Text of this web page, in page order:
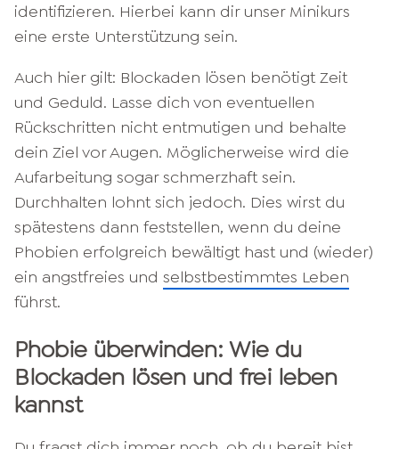
identifizieren. Hierbei kann dir unser Minikurs
eine erste Unterstützung sein.
Auch hier gilt: Blockaden lösen benötigt Zeit
und Geduld. Lasse dich von eventuellen
Rückschritten nicht entmutigen und behalte
dein Ziel vor Augen. Möglicherweise wird die
Aufarbeitung sogar schmerzhaft sein.
Durchhalten lohnt sich jedoch. Dies wirst du
spätestens dann feststellen, wenn du deine
Phobien erfolgreich bewältigt hast und (wieder)
ein angstfreies und selbstbestimmtes Leben
führst.
Phobie überwinden: Wie du
Blockaden lösen und frei leben
kannst